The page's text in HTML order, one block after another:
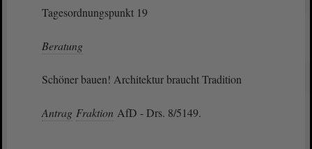
Tagesordnungspunkt 19
Beratung
Schöner bauen! Architektur braucht Tradition
Antrag Fraktion AfD - Drs. 8/5149.